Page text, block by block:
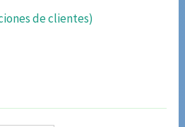
de clientes)